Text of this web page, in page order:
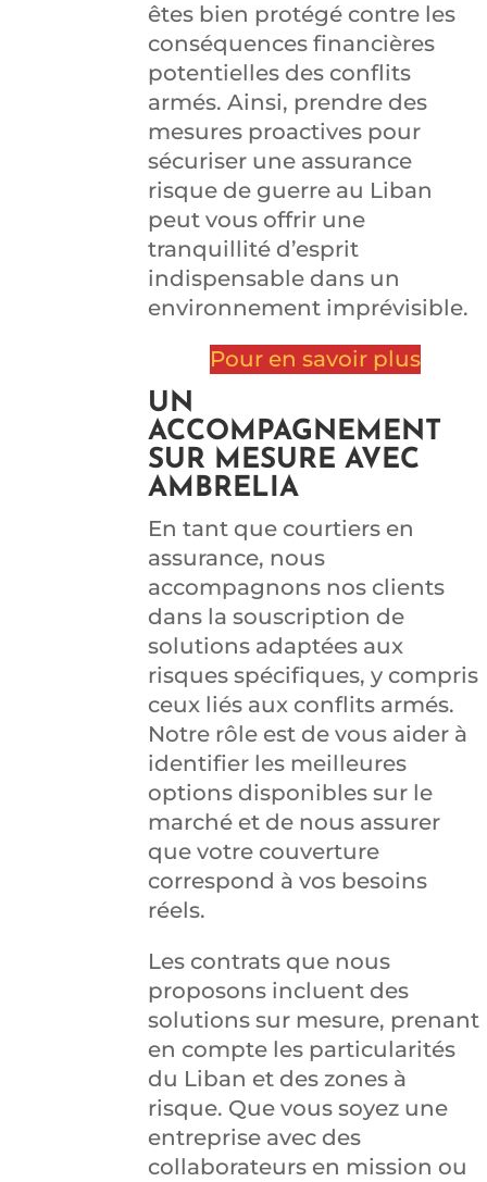
êtes bien protégé contre les
conséquences financières
potentielles des conflits
armés. Ainsi, prendre des
mesures proactives pour
sécuriser une assurance
risque de guerre au Liban
peut vous offrir une
tranquillité d’esprit
indispensable dans un
environnement imprévisible.
Pour en savoir plus
UN
ACCOMPAGNEMENT
SUR MESURE AVEC
AMBRELIA
En tant que courtiers en
assurance, nous
accompagnons nos clients
dans la souscription de
solutions adaptées aux
risques spécifiques, y compris
ceux liés aux conflits armés.
Notre rôle est de vous aider à
identifier les meilleures
options disponibles sur le
marché et de nous assurer
que votre couverture
correspond à vos besoins
réels.
Les contrats que nous
proposons incluent des
solutions sur mesure, prenant
en compte les particularités
du Liban et des zones à
risque. Que vous soyez une
entreprise avec des
collaborateurs en mission ou